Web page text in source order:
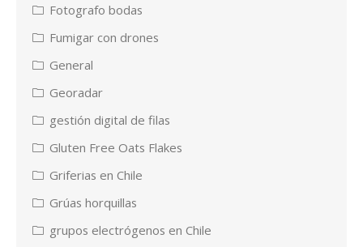
Fotografo bodas
Fumigar con drones
General
Georadar
gestión digital de filas
Gluten Free Oats Flakes
Griferias en Chile
Grúas horquillas
grupos electrógenos en Chile